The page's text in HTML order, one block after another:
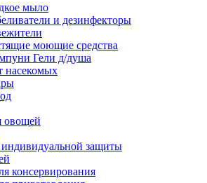
мыло
и дезинфекторы
моющие средства
Гели д/душа
насекомых
овощей
индивидуальной защиты
консервирования